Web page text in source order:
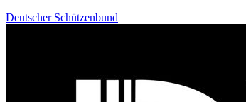
Deutscher Schützenbund